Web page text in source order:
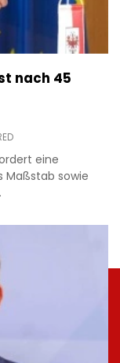
nach 45
eine
Maßstab sowie